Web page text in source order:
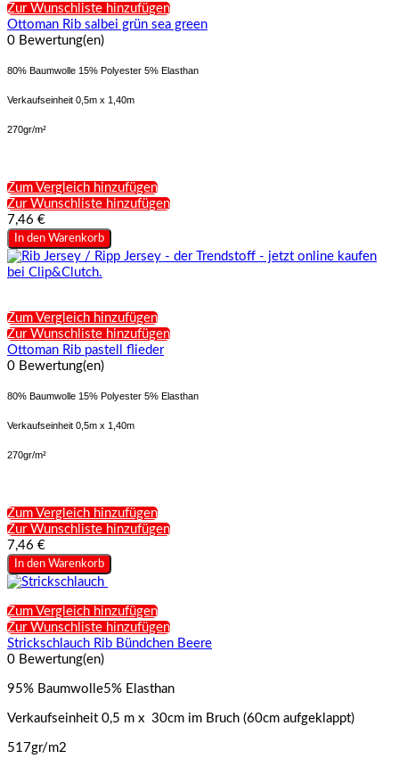
Zur Wunschliste hinzufügen
Ottoman Rib salbei grün sea green
0 Bewertung(en)
80% Baumwolle 15% Polyester 5% Elasthan
Verkaufseinheit 0,5m x 1,40m
270gr/m²
Zum Vergleich hinzufügen
Zur Wunschliste hinzufügen
7,46 €
In den Warenkorb
Zum Vergleich hinzufügen
Zur Wunschliste hinzufügen
Ottoman Rib pastell flieder
0 Bewertung(en)
80% Baumwolle 15% Polyester 5% Elasthan
Verkaufseinheit 0,5m x 1,40m
270gr/m²
Zum Vergleich hinzufügen
Zur Wunschliste hinzufügen
7,46 €
In den Warenkorb
Zum Vergleich hinzufügen
Zur Wunschliste hinzufügen
Strickschlauch Rib Bündchen Beere
0 Bewertung(en)
95% Baumwolle5% Elasthan
Verkaufseinheit 0,5 m x 30cm im Bruch (60cm aufgeklappt)
517gr/m2